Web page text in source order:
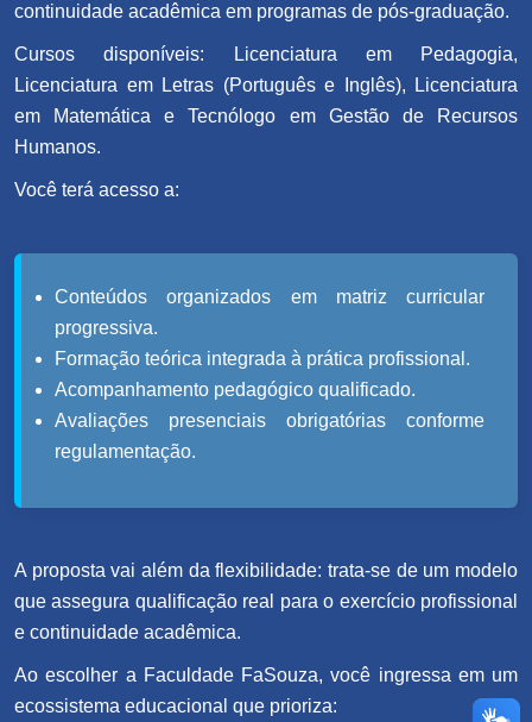
continuidade acadêmica em programas de pós-graduação.
Cursos disponíveis: Licenciatura em Pedagogia,
Licenciatura em Letras (Português e Inglês), Licenciatura
em Matemática e Tecnólogo em Gestão de Recursos
Humanos.
Você terá acesso a:
Conteúdos organizados em matriz curricular
progressiva.
Formação teórica integrada à prática profissional.
Acompanhamento pedagógico qualificado.
Avaliações presenciais obrigatórias conforme
regulamentação.
A proposta vai além da flexibilidade: trata-se de um modelo
que assegura qualificação real para o exercício profissional
e continuidade acadêmica.
Ao escolher a Faculdade FaSouza, você ingressa em um
ecossistema educacional que prioriza: